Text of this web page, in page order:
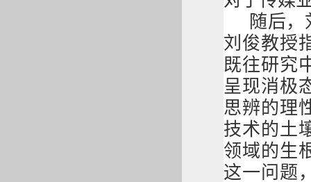
随后，
刘俊教授
既往研究
呈现消极
思辨的理
技术的土
领域的生
这一问题